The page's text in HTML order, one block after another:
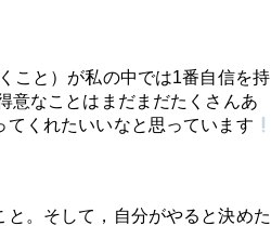
こと）が私の中では1番自信を持
意なことはまだまだたくさんあ
てくれたいいなと思っています
と。そして，自分がやると決めた